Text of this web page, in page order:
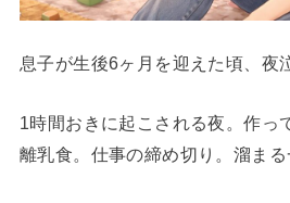
息子が生後6ヶ月を迎えた頃、夜
1時間おきに起こされる夜。作っ
離乳食。仕事の締め切り。溜まる